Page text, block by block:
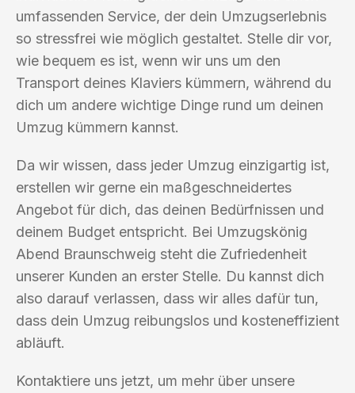
umfassenden Service, der dein Umzugserlebnis
so stressfrei wie möglich gestaltet. Stelle dir vor,
wie bequem es ist, wenn wir uns um den
Transport deines Klaviers kümmern, während du
dich um andere wichtige Dinge rund um deinen
Umzug kümmern kannst.
Da wir wissen, dass jeder Umzug einzigartig ist,
erstellen wir gerne ein maßgeschneidertes
Angebot für dich, das deinen Bedürfnissen und
deinem Budget entspricht. Bei Umzugskönig
Abend Braunschweig steht die Zufriedenheit
unserer Kunden an erster Stelle. Du kannst dich
also darauf verlassen, dass wir alles dafür tun,
dass dein Umzug reibungslos und kosteneffizient
abläuft.
Kontaktiere uns jetzt, um mehr über unsere